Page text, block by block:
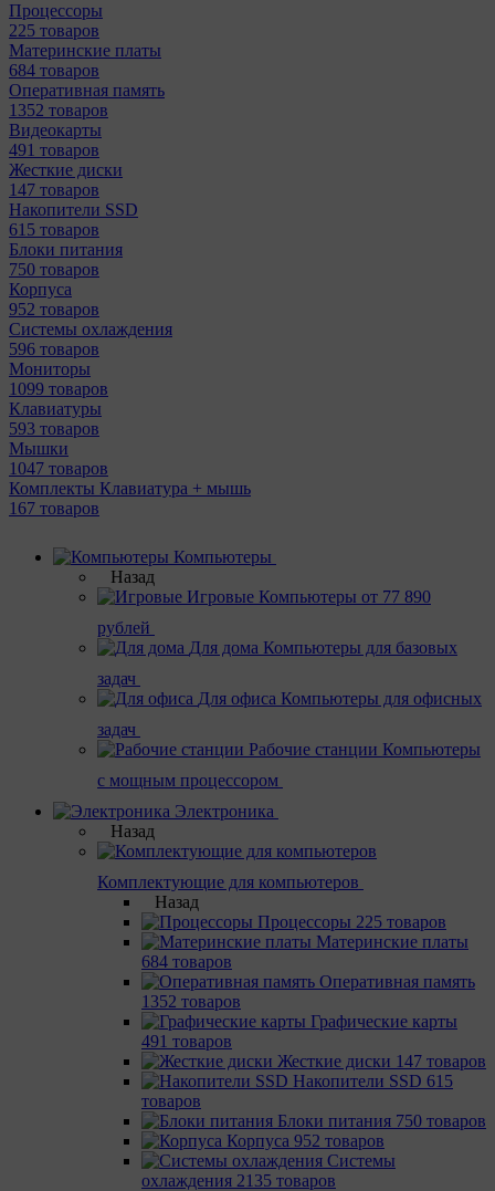
Процессоры
225 товаров
Материнcкие платы
684 товаров
Оперативная память
1352 товаров
Видеокарты
491 товаров
Жесткие диски
147 товаров
Накопители SSD
615 товаров
Блоки питания
750 товаров
Корпуса
952 товаров
Системы охлаждения
596 товаров
Мониторы
1099 товаров
Клавиатуры
593 товаров
Мышки
1047 товаров
Комплекты Клавиатура + мышь
167 товаров
Компьютеры
Назад
Игровые Компьютеры от 77 890
рублей
Для дома Компьютеры для базовых
задач
Для офиса Компьютеры для офисных
задач
Рабочие станции Компьютеры
с мощным процессором
Электроника
Назад
Комплектующие для компьютеров
Назад
Процессоры 225 товаров
Материнcкие платы
684 товаров
Оперативная память
1352 товаров
Графические карты
491 товаров
Жесткие диски 147 товаров
Накопители SSD 615
товаров
Блоки питания 750 товаров
Корпуса 952 товаров
Системы
охлаждения 2135 товаров